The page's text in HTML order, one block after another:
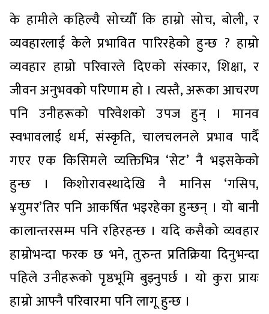
के हामीले कहिल्यै सोच्यौँ कि हाम्रो सोच, बोली, र
व्यवहारलाई केले प्रभावित पारिरहेको हुन्छ ? हाम्रो
व्यवहार हाम्रो परिवारले दिएको संस्कार, शिक्षा, र
जीवन अनुभवको परिणाम हो । त्यस्तै, अरूका आचरण
पनि उनीहरूको परिवेशको उपज हुन् । मानव
स्वभावलाई धर्म, संस्कृति, चालचलनले प्रभाव पार्दै
गएर एक किसिमले व्यक्तिभित्र ‘सेट’ नै भइसकेको
हुन्छ । किशोरावस्थादेखि नै मानिस ‘गसिप,
¥युमर’तिर पनि आकर्षित भइरहेका हुन्छन् । यो बानी
कालान्तरसम्म पनि रहिरहन्छ । यदि कसैको व्यवहार
हाम्रोभन्दा फरक छ भने, तुरुन्त प्रतिक्रिया दिनुभन्दा
पहिले उनीहरूको पृष्ठभूमि बुझ्नुपर्छ । यो कुरा प्रायः
हाम्रो आफ्नै परिवारमा पनि लागू हुन्छ ।